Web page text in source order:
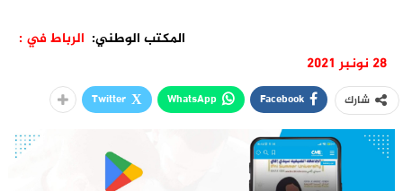
المكتب الوطني: الرباط في :
28 نونبر 2021
شارك Facebook
WhatsApp
Twitter